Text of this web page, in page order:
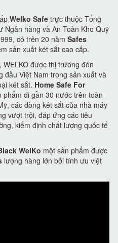
Welko Safe trực thuộc Tổng
Ngân hàng và An Toàn Kho Quỹ
có trên 20 năm Safes
sản xuất két sắt cao cấp.
được thị trường đón
đầu Việt Nam trong sản xuất và
két sắt. Home Safe For
phẩm đi gần 30 nước trên toàn
các dòng két sắt của nhà máy
vượt trội, đáp ứng các tiêu
kiểm định chất lượng quốc tế
WelKo một sản phẩm được
lượng hàng lớn bởi tính ưu việt